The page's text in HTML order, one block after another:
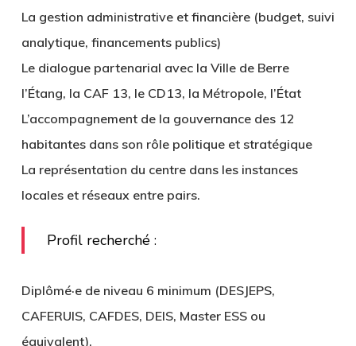
La gestion administrative et financière (budget, suivi
analytique, financements publics)
Le dialogue partenarial avec la Ville de Berre
l’Étang, la CAF 13, le CD13, la Métropole, l’État
L’accompagnement de la gouvernance des 12
habitantes dans son rôle politique et stratégique
La représentation du centre dans les instances
locales et réseaux entre pairs.
Profil recherché :
Diplômé·e de niveau 6 minimum (DESJEPS,
CAFERUIS, CAFDES, DEIS, Master ESS ou
équivalent),